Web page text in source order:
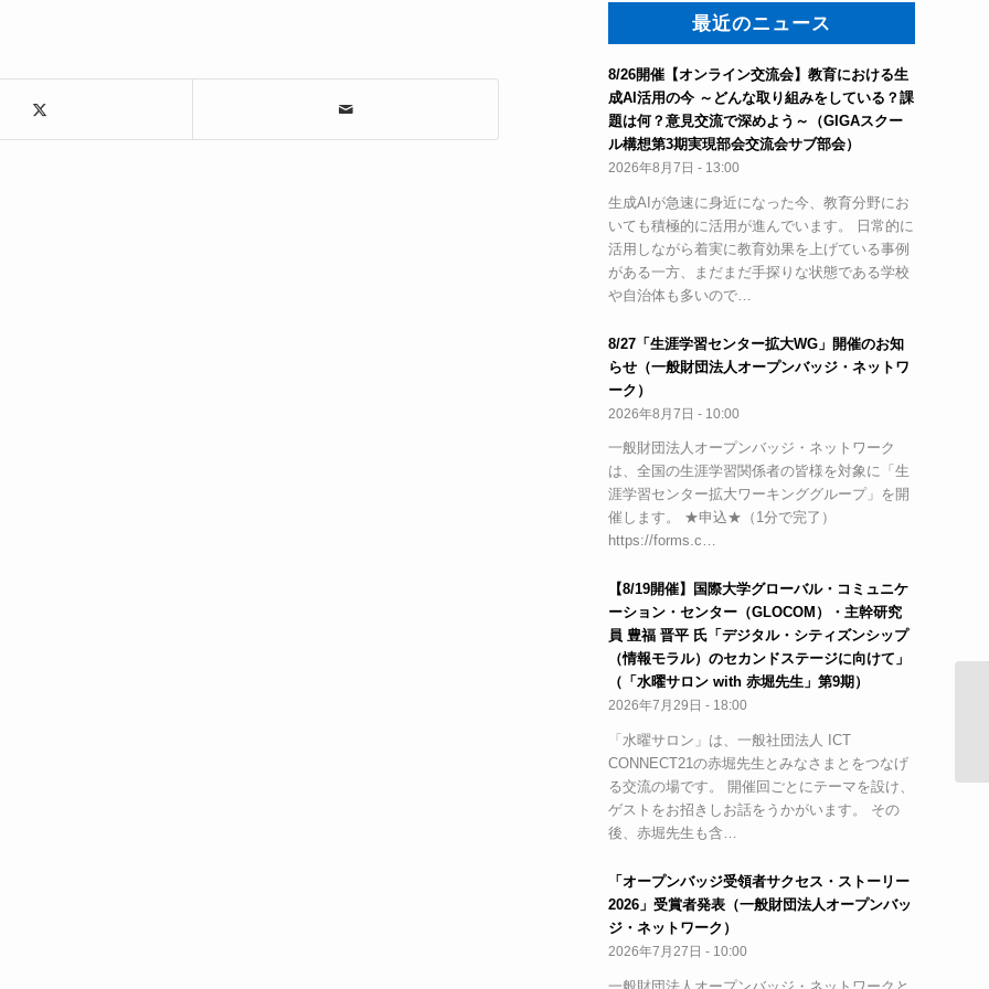
最近のニュース
8/26開催【オンライン交流会】教育における生
成AI活用の今 ～どんな取り組みをしている？課
題は何？意見交流で深めよう～（GIGAスクー
ル構想第3期実現部会交流会サブ部会）
2026年8月7日 - 13:00
生成AIが急速に身近になった今、教育分野にお
いても積極的に活用が進んでいます。 日常的に
活用しながら着実に教育効果を上げている事例
がある一方、まだまだ手探りな状態である学校
や自治体も多いので…
8/27「生涯学習センター拡大WG」開催のお知
らせ（一般財団法人オープンバッジ・ネットワ
ーク）
2026年8月7日 - 10:00
一般財団法人オープンバッジ・ネットワーク
は、全国の生涯学習関係者の皆様を対象に「生
涯学習センター拡大ワーキンググループ」を開
催します。 ★申込★（1分で完了）
https://forms.c…
【8/19開催】国際大学グローバル・コミュニケ
ーション・センター（GLOCOM）・主幹研究
員 豊福 晋平 氏「デジタル・シティズンシップ
（情報モラル）のセカンドステージに向けて」
（「水曜サロン with 赤堀先生」第9期）
2026年7月29日 - 18:00
「水曜サロン」は、一般社団法人 ICT
CONNECT21の赤堀先生とみなさまとをつなげ
る交流の場です。 開催回ごとにテーマを設け、
ゲストをお招きしお話をうかがいます。 その
後、赤堀先生も含…
「オープンバッジ受領者サクセス・ストーリー
2026」受賞者発表（一般財団法人オープンバッ
ジ・ネットワーク）
2026年7月27日 - 10:00